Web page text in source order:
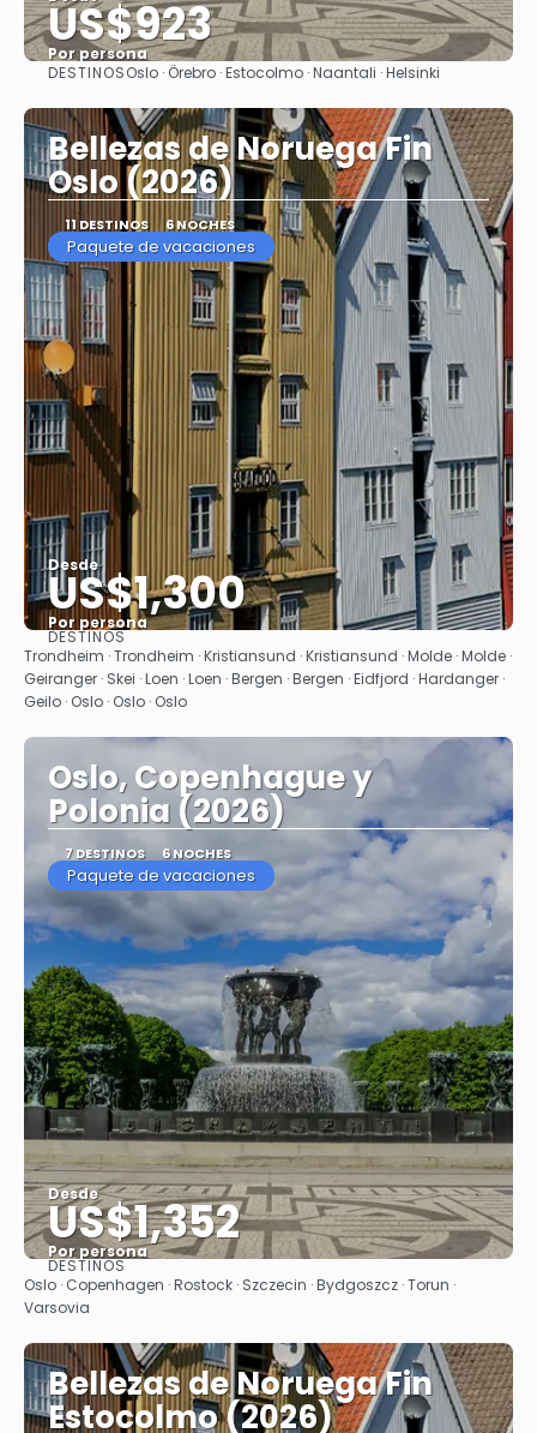
US$923
Por persona
Ver
DESTINOSOslo · Örebro · Estocolmo · Naantali · Helsinki
Bellezas de Noruega Fin
Oslo (2026)
11 DESTINOS 6 NOCHES
Paquete de vacaciones
Desde
US$1,300
Por persona
Ver
DESTINOS
Trondheim · Trondheim · Kristiansund · Kristiansund · Molde · Molde ·
Geiranger · Skei · Loen · Loen · Bergen · Bergen · Eidfjord · Hardanger ·
Geilo · Oslo · Oslo · Oslo
Oslo, Copenhague y
Polonia (2026)
7 DESTINOS 6 NOCHES
Paquete de vacaciones
Desde
US$1,352
Por persona
Ver
DESTINOS
Oslo · Copenhagen · Rostock · Szczecin · Bydgoszcz · Torun ·
Varsovia
Bellezas de Noruega Fin
Estocolmo (2026)